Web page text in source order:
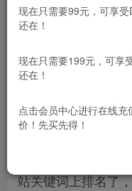
前言
很多运营优化
手呢？内容，关键
中，思路突然卡壳
站关键词上排名了
现在只需要99元，可享
还在！
现在只需要199元，可享
还在！
点击会员中心进行在线充
价！先买先得！